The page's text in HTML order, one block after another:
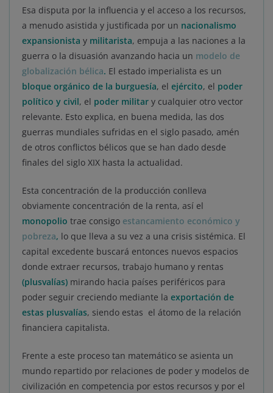
Esa disputa por la influencia y el acceso a los recursos,
a menudo asistida y justificada por un nacionalismo
expansionista y militarista, empuja a las naciones a la
guerra o la disuasión avanzando hacia un modelo de
globalización bélica. El estado imperialista es un
bloque orgánico de la burguesía, el ejército, el poder
político y civil, el poder militar y cualquier otro vector
relevante. Esto explica, en buena medida, las dos
guerras mundiales sufridas en el siglo pasado, amén
de otros conflictos bélicos que se han dado desde
finales del siglo XIX hasta la actualidad.
Esta concentración de la producción conlleva
obviamente concentración de la renta, así el
monopolio trae consigo estancamiento económico y
pobreza, lo que lleva a su vez a una crisis sistémica. El
capital excedente buscará entonces nuevos espacios
donde extraer recursos, trabajo humano y rentas
(plusvalías) mirando hacia países periféricos para
poder seguir creciendo mediante la exportación de
estas plusvalías, siendo estas el átomo de la relación
financiera capitalista.
Frente a este proceso tan matemático se asienta un
mundo repartido por relaciones de poder y modelos de
civilización en competencia por estos recursos y por el